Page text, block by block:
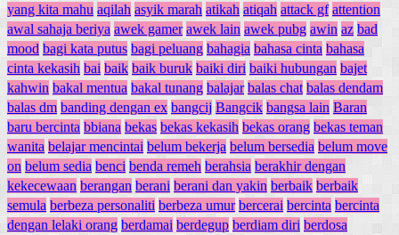
yang kita mahu aqilah asyik marah atikah atiqah attack gf attention
awal sahaja beriya awek gamer awek lain awek pubg awin az bad
mood bagi kata putus bagi peluang bahagia bahasa cinta bahasa
cinta kekasih bai baik baik buruk baiki diri baiki hubungan bajet
kahwin bakal mentua bakal tunang balajar balas chat balas dendam
balas dm banding dengan ex bangcij Bangcik bangsa lain Baran
baru bercinta bbiana bekas bekas kekasih bekas orang bekas teman
wanita belajar mencintai belum bekerja belum bersedia belum move
on belum sedia benci benda remeh berahsia berakhir dengan
kekecewaan berangan berani berani dan yakin berbaik berbaik
semula berbeza personaliti berbeza umur bercerai bercinta bercinta
dengan lelaki orang berdamai berdegup berdiam diri berdosa